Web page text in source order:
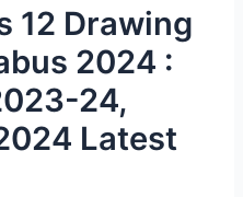
12 Drawing
2024 :
24,
Latest